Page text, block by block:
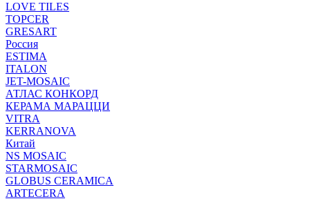
LOVE TILES
TOPCER
GRESART
Россия
ESTIMA
ITALON
JET-MOSAIC
АТЛАС КОНКОРД
КЕРАМА МАРАЦЦИ
VITRA
KERRANOVA
Китай
NS MOSAIC
STARMOSAIC
GLOBUS CERAMICA
ARTECERA